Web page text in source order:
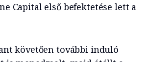
Capital első befektetése lett a
követően további induló